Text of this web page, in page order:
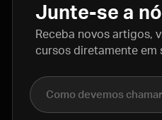
Junte-se a
Receba novos artigos,
cursos diretamente em
Nome completo